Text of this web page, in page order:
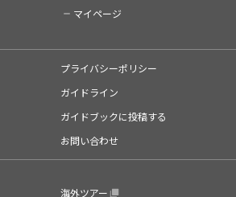
マイページ
プライバシーポリシー
ガイドライン
ガイドブックに投稿する
お問い合わせ
海外ツアー